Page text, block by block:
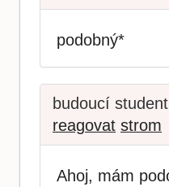
podobný*
budoucí
reagovat strom
Ahoj, mám